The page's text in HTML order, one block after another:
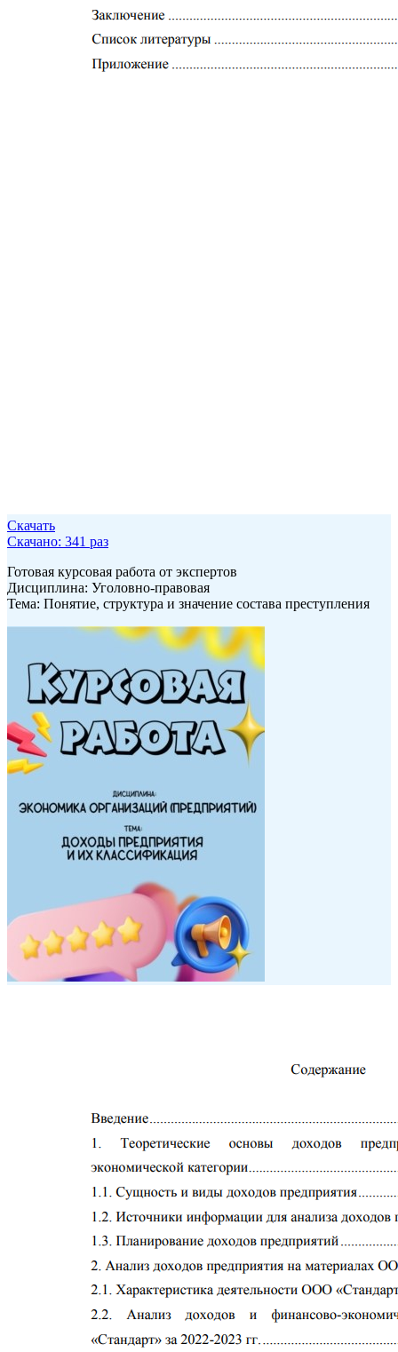
Скачать
Скачано: 341 раз
Готовая курсовая работа от экспертов
Дисциплина: Уголовно-правовая
Тема: Понятие, структура и значение состава преступления